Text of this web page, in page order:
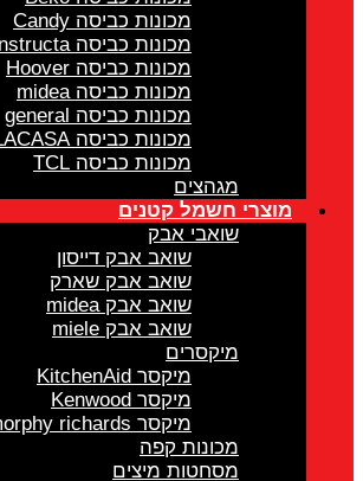
מכונות כביסה Candy
מכונות כביסה Constructa
מכונות כביסה Hoover
מכונות כביסה midea
מכונות כביסה general
מכונות כביסה LACASA
מכונות כביסה TCL
מגהצים
מוצרי חשמל קטנים
שואבי אבק
שואב אבק דייסון
שואב אבק שארק
שואב אבק midea
שואב אבק miele
מיקסרים
מיקסר KitchenAid
מיקסר Kenwood
מיקסר morphy richards
מכונות קפה
מסחטות מיצים